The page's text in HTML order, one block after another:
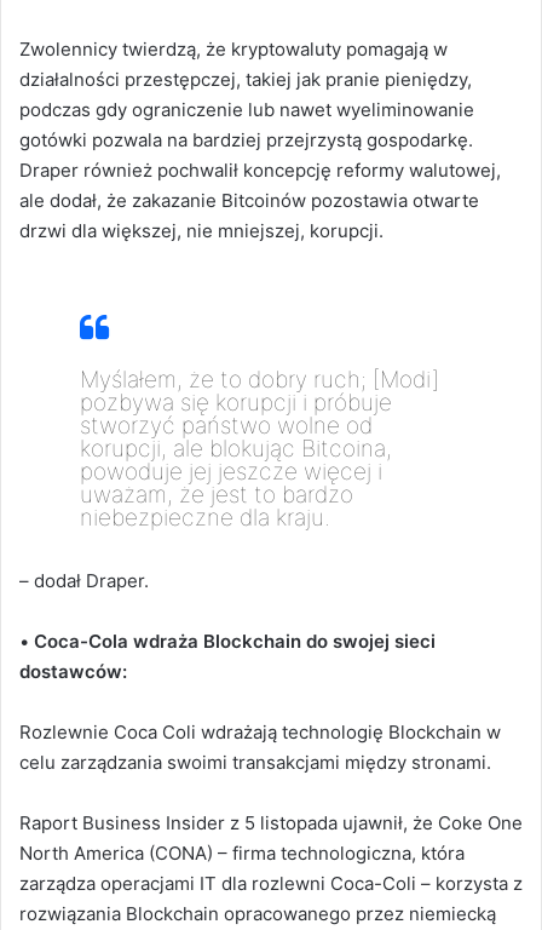
Zwolennicy twierdzą, że kryptowaluty pomagają w
działalności przestępczej, takiej jak pranie pieniędzy,
podczas gdy ograniczenie lub nawet wyeliminowanie
gotówki pozwala na bardziej przejrzystą gospodarkę.
Draper również pochwalił koncepcję reformy walutowej,
ale dodał, że zakazanie Bitcoinów pozostawia otwarte
drzwi dla większej, nie mniejszej, korupcji.
Myślałem, że to dobry ruch; [Modi]
pozbywa się korupcji i próbuje
stworzyć państwo wolne od
korupcji, ale blokując Bitcoina,
powoduje jej jeszcze więcej i
uważam, że jest to bardzo
niebezpieczne dla kraju.
– dodał Draper.
• Coca-Cola wdraża Blockchain do swojej sieci
dostawców:
Rozlewnie Coca Coli wdrażają technologię Blockchain w
celu zarządzania swoimi transakcjami między stronami.
Raport Business Insider z 5 listopada ujawnił, że Coke One
North America (CONA) – firma technologiczna, która
zarządza operacjami IT dla rozlewni Coca-Coli – korzysta z
rozwiązania Blockchain opracowanego przez niemiecką